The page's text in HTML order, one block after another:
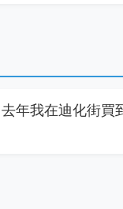
年我在迪化街買